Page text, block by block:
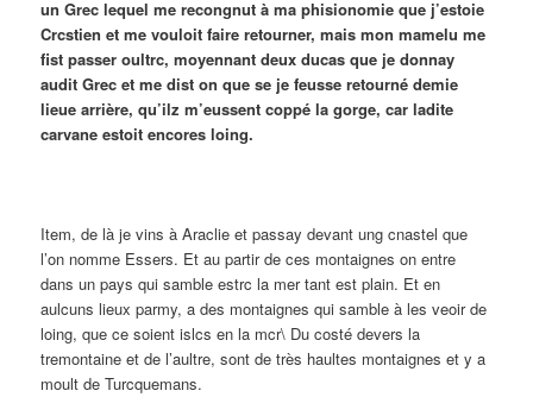
un Grec lequel me recongnut à ma phisionomie que j’estoie
Crcstien et me vouloit faire retourner, mais mon mamelu me
fist passer oultrc, moyennant deux ducas que je donnay
audit Grec et me dist on que se je feusse retourné demie
lieue arrière, qu’ilz m’eussent coppé la gorge, car ladite
carvane estoit encores loing.
Item, de là je vins à Araclie et passay devant ung cnastel que
l’on nomme Essers. Et au partir de ces montaignes on entre
dans un pays qui samble estrc la mer tant est plain. Et en
aulcuns lieux parmy, a des montaignes qui samble à les veoir de
loing, que ce soient islcs en la mcr\ Du costé devers la
tremontaine et de l’aultre, sont de très haultes montaignes et y a
moult de Turcquemans.